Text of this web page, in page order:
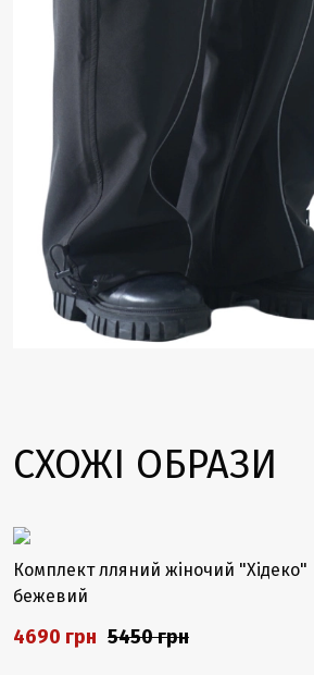
СХОЖІ ОБРАЗИ
Комплект лляний жіночий "Хідеко"
бежевий
4690 грн 5450 грн